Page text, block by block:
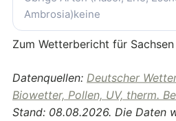
Ambrosia)keine
Zum Wetterbericht für
Datenquellen: Deutscher
Biowetter, Pollen, UV, therm.
Stand: 08.08.2026. Die Daten